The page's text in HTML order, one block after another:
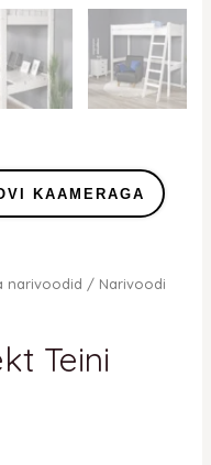
KAAMERAGA
narivoodid / Narivoodi
Teini